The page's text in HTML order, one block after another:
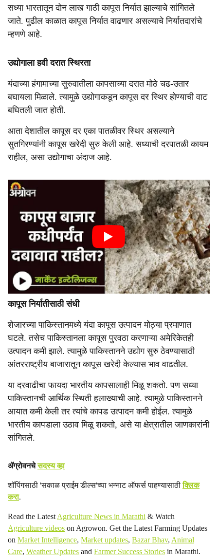
सध्या भारतातून दोन लाख गाठी कापूस निर्यात झाल्याचे सांगितले
जाते. पुढील काळात कापूस निर्यात वाढणार असल्याचे निर्यातदारांचे
म्हणणे आहे.
उद्योगाला हवी दरात स्थिरता
यंदाच्या हंगामाच्या सुरुवातीला कापसाच्या दरात मोठे चढ-उतार
बघायला मिळाले. त्यामुळे उद्योगाकडून कापूस दर स्थिर होण्याची वाट
बघितली जात होती.
आता देशातील कापूस दर एका पातळीवर स्थिर असल्याने
सुतगिरण्यांनी कापूस खरेदी सुरु केली आहे. सध्याची दरपातळी कायम
राहील, असा उद्योगाचा अंदाज आहे.
कापूस निर्यातीसाठी संधी
शेजारच्या पाकिस्तानमध्ये यंदा कापूस उत्पादन मोठ्या प्रमाणात
घटले. तसेच पाकिस्तानला कापूस पुरवठा करणाऱ्या अमेरिकेतही
उत्पादन कमी झाले. त्यामुळे पाकिस्तानने उद्योग सुरु ठेवण्यासाठी
आंतरराष्ट्रीय बाजारातून कापूस खरेदी केल्यास भाव वाढतील.
या दरवाढीचा फायदा भारतीय कापसालाही मिळू शकतो. पण सध्या
पाकिस्तानची आर्थिक स्थिती हलाख्याची आहे. त्यामुळे पाकिस्तानने
आयात कमी केली तर त्यांचे कापड उत्पादन कमी होईल. त्यामुळे
भारतीय कापडाला उठाव मिळू शकतो, असे या क्षेत्रातील जाणकारांनी
सांगितले.
ॲग्रोवनचेसदस्य व्हा
शॉपिंगसाठी 'सकाळ प्राईम डील्स'च्या भन्नाट ऑफर्स पाहण्यासाठीक्लिक
करा.
Read the Latest Agriculture News in Marathi & Watch
Agriculture videos on Agrowon. Get the Latest Farming Updates
on Market Intelligence, Market updates, Bazar Bhav, Animal
Care, Weather Updates and Farmer Success Stories in Marathi.